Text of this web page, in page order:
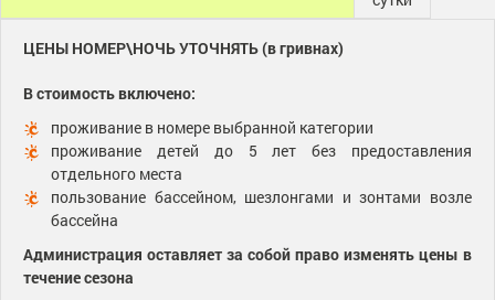
ЦЕНЫ НОМЕР\НОЧЬ УТОЧНЯТЬ (в гривнах)
В стоимость включено:
проживание в номере выбранной категории
проживание детей до 5 лет без предоставления
отдельного места
пользование бассейном, шезлонгами и зонтами возле
бассейна
Администрация оставляет за собой право изменять цены в
течение сезона